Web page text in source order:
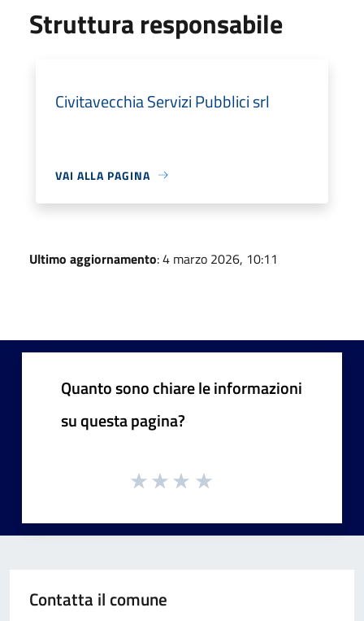
Struttura responsabile
Civitavecchia Servizi Pubblici srl
VAI ALLA PAGINA
Ultimo aggiornamento: 4 marzo 2026, 10:11
Quanto sono chiare le informazioni
su questa pagina?
Contatta il comune